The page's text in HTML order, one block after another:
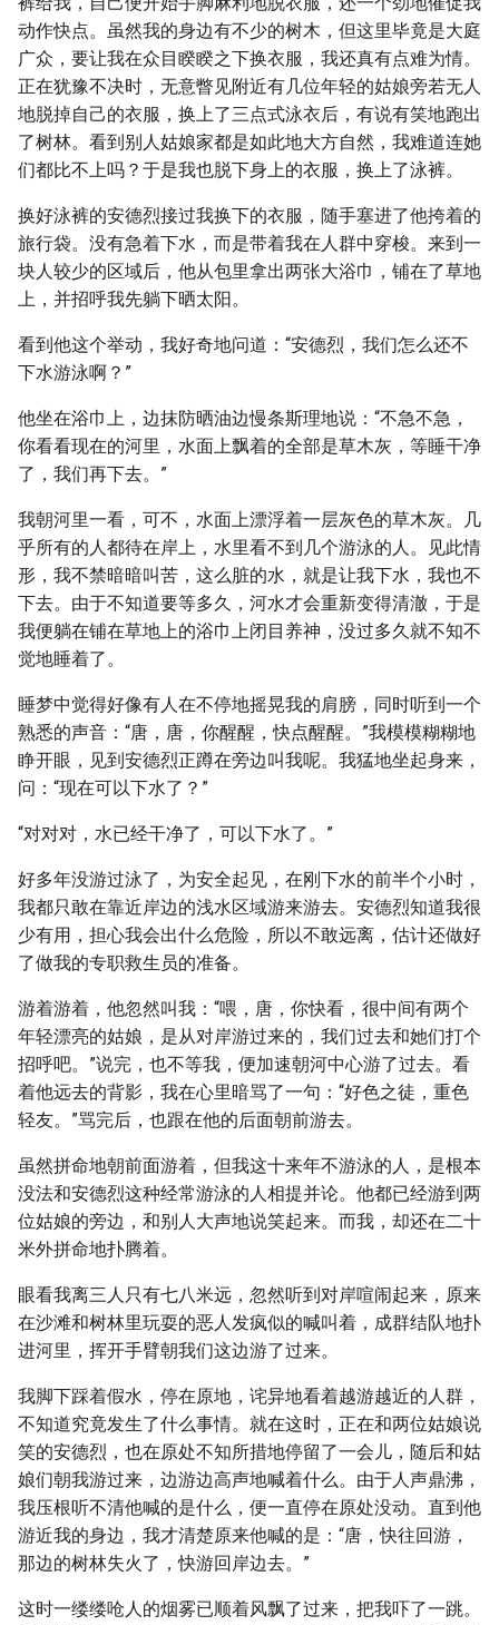
动作快点。虽然我的身边有不少的树木，但这里毕竟是大庭
广众，要让我在众目睽睽之下换衣服，我还真有点难为情。
正在犹豫不决时，无意瞥见附近有几位年轻的姑娘旁若无人
地脱掉自己的衣服，换上了三点式泳衣后，有说有笑地跑出
了树林。看到别人姑娘家都是如此地大方自然，我难道连她
们都比不上吗？于是我也脱下身上的衣服，换上了泳裤。
换好泳裤的安德烈接过我换下的衣服，随手塞进了他挎着的
旅行袋。没有急着下水，而是带着我在人群中穿梭。来到一
块人较少的区域后，他从包里拿出两张大浴巾，铺在了草地
上，并招呼我先躺下晒太阳。
看到他这个举动，我好奇地问道：“安德烈，我们怎么还不
下水游泳啊？”
他坐在浴巾上，边抹防晒油边慢条斯理地说：“不急不急，
你看看现在的河里，水面上飘着的全部是草木灰，等睡干净
了，我们再下去。”
我朝河里一看，可不，水面上漂浮着一层灰色的草木灰。几
乎所有的人都待在岸上，水里看不到几个游泳的人。见此情
形，我不禁暗暗叫苦，这么脏的水，就是让我下水，我也不
下去。由于不知道要等多久，河水才会重新变得清澈，于是
我便躺在铺在草地上的浴巾上闭目养神，没过多久就不知不
觉地睡着了。
睡梦中觉得好像有人在不停地摇晃我的肩膀，同时听到一个
熟悉的声音：“唐，唐，你醒醒，快点醒醒。”我模模糊糊地
睁开眼，见到安德烈正蹲在旁边叫我呢。我猛地坐起身来，
问：“现在可以下水了？”
“对对对，水已经干净了，可以下水了。”
好多年没游过泳了，为安全起见，在刚下水的前半个小时，
我都只敢在靠近岸边的浅水区域游来游去。安德烈知道我很
少有用，担心我会出什么危险，所以不敢远离，估计还做好
了做我的专职救生员的准备。
游着游着，他忽然叫我：“喂，唐，你快看，很中间有两个
年轻漂亮的姑娘，是从对岸游过来的，我们过去和她们打个
招呼吧。”说完，也不等我，便加速朝河中心游了过去。看
着他远去的背影，我在心里暗骂了一句：“好色之徒，重色
轻友。”骂完后，也跟在他的后面朝前游去。
虽然拼命地朝前面游着，但我这十来年不游泳的人，是根本
没法和安德烈这种经常游泳的人相提并论。他都已经游到两
位姑娘的旁边，和别人大声地说笑起来。而我，却还在二十
米外拼命地扑腾着。
眼看我离三人只有七八米远，忽然听到对岸喧闹起来，原来
在沙滩和树林里玩耍的恶人发疯似的喊叫着，成群结队地扑
进河里，挥开手臂朝我们这边游了过来。
我脚下踩着假水，停在原地，诧异地看着越游越近的人群，
不知道究竟发生了什么事情。就在这时，正在和两位姑娘说
笑的安德烈，也在原处不知所措地停留了一会儿，随后和姑
娘们朝我游过来，边游边高声地喊着什么。由于人声鼎沸，
我压根听不清他喊的是什么，便一直停在原处没动。直到他
游近我的身边，我才清楚原来他喊的是：“唐，快往回游，
那边的树林失火了，快游回岸边去。”
这时一缕缕呛人的烟雾已顺着风飘了过来，把我吓了一跳。